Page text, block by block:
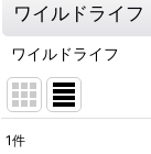
ワイルドライフ
ワイルドライフ
1件